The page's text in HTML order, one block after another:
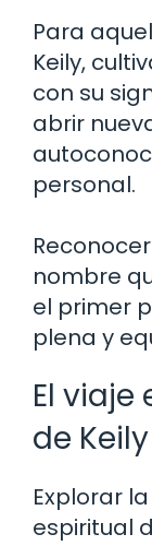
Para
Keily,
con su
abrir
personal.
nombre
el primer
plena y
El
de Keily
Explorar
espiritual